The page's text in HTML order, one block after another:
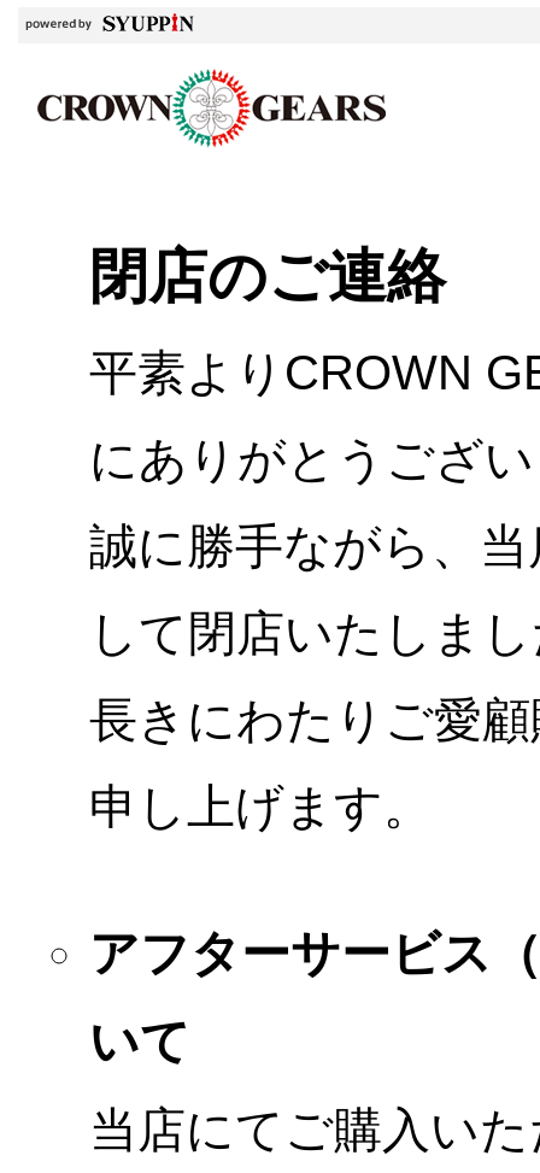
閉店のご連絡
平素よりCROWN
にありがとうござ
誠に勝手ながら、
して閉店いたしま
長きにわたりご愛
申し上げます。
アフターサービス
いて
当店にてご購入い